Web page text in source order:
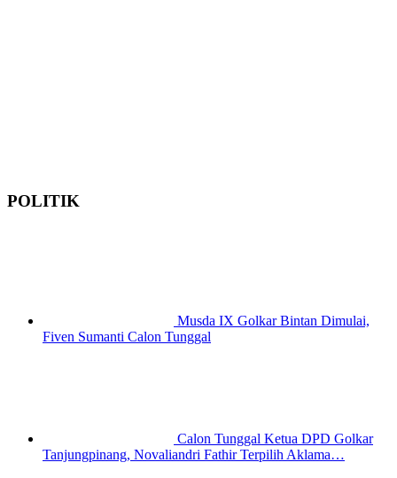
POLITIK
Musda IX Golkar Bintan Dimulai,
Fiven Sumanti Calon Tunggal
Calon Tunggal Ketua DPD Golkar
Tanjungpinang, Novaliandri Fathir Terpilih Aklama…